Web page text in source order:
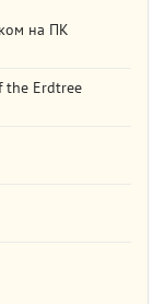
на ПК
the Erdtree